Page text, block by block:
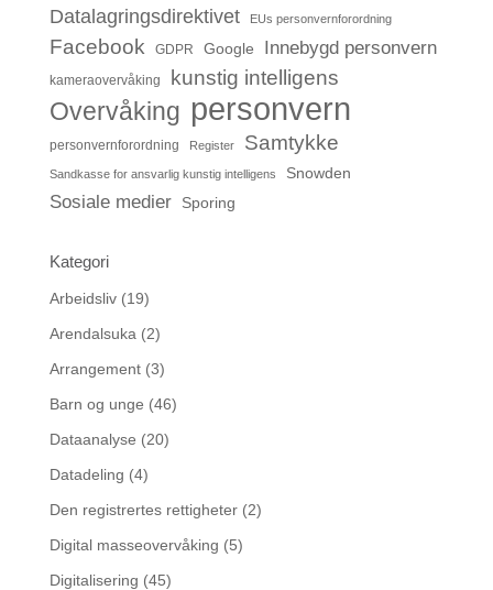
Datalagringsdirektivet EUs personvernforordning
Facebook GDPR Google Innebygd personvern
kameraovervåking kunstig intelligens
Overvåking personvern
personvernforordning Register Samtykke
Sandkasse for ansvarlig kunstig intelligens Snowden
Sosiale medier Sporing
Kategori
Arbeidsliv(19)
Arendalsuka (2)
Arrangement(3)
Barn og unge (46)
Dataanalyse (20)
Datadeling (4)
Den registrertes rettigheter(2)
Digital masseovervåking (5)
Digitalisering (45)